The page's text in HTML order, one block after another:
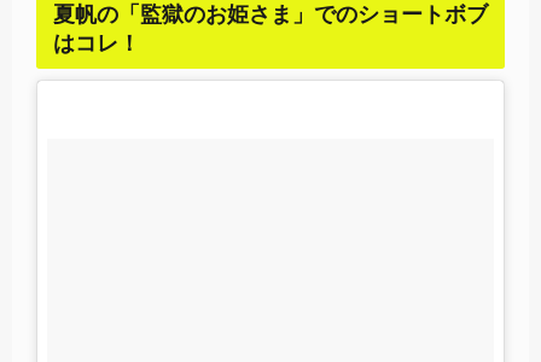
夏帆の「監獄のお姫さま」でのショートボブ
はコレ！